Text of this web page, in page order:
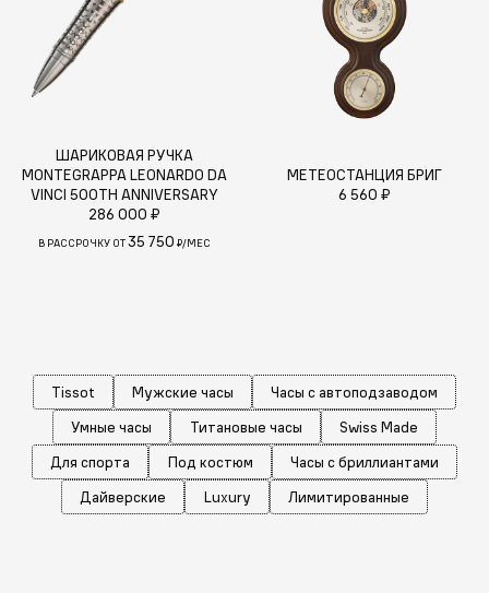
ШАРИКОВАЯ РУЧКА
MONTEGRAPPA LEONARDO DA
VINCI 500TH ANNIVERSARY
286 000 ₽
В РАССРОЧКУ ОТ35 750 ₽/МЕС
МЕТЕОСТАНЦИЯ БРИГ
6 560 ₽
Tissot Мужские часы
Часы с автоподзаводом
Умные часы
Титановые часы
Swiss Made
Для спорта
Под костюм
Часы с бриллиантами
Дайверские
Luxury Лимитированные